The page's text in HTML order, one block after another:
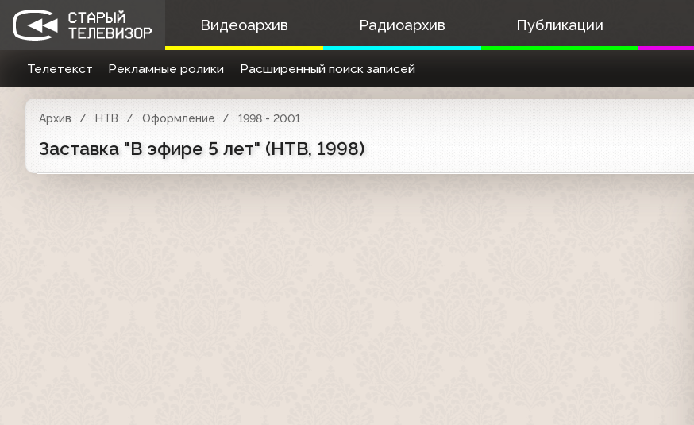
Видеоархив Радиоархив Публикации
Телетекст Рекламные ролики Расширенный поиск записей
Архив НТВ Оформление 1998 - 2001
Заставка "В эфире 5 лет" (НТВ, 1998)